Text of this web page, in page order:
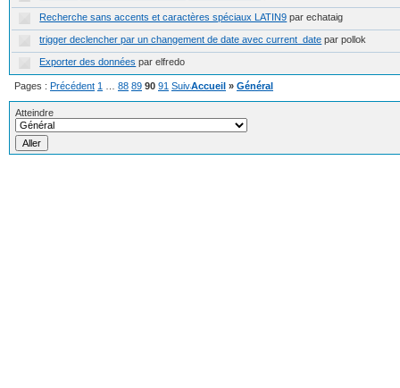
Recherche sans accents et caractères spéciaux LATIN9 par echataig
trigger declencher par un changement de date avec current_date par pollok
Exporter des données par elfredo
Pages : Précédent 1 88 89 90 91 SuivantAccueil » Général
Atteindre